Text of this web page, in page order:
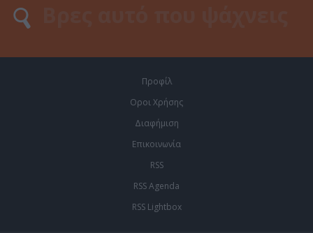
Προφίλ
Οροι Χρήσης
Διαφήμιση
Επικοινωνία
RSS
RSS Agenda
RSS Lightbox